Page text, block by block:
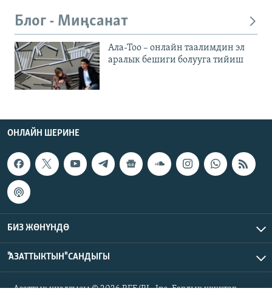
Блог - Миңсанат
Ала-Тоо – онлайн таалимдин эл
аралык бешиги болууга тийиш
ОНЛАЙН ШЕРИНЕ
БИЗ ЖӨНҮНДӨ
"АЗАТТЫКТЫН" САНДЫГЫ
Азаттык үналгысы © 2026 RFE/RL, Inc. Бардык укуктар